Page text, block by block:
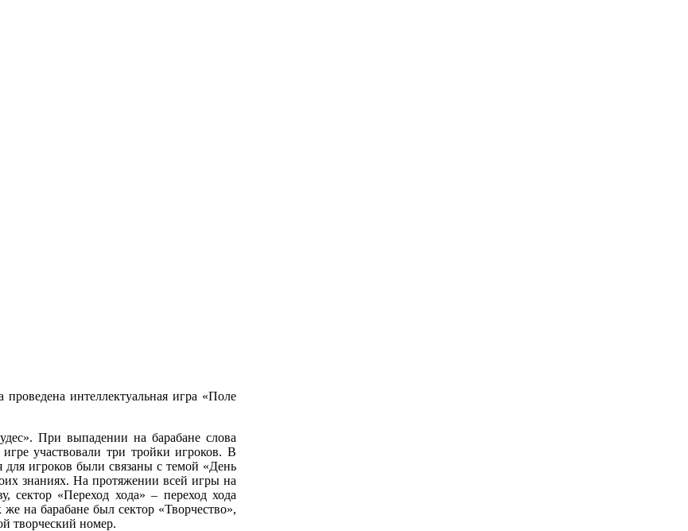
интеллектуальная игра «Поле
При выпадении на барабане слова
участвовали три тройки игроков. В
для игроков были связаны с темой «День
знаниях. На протяжении всей игры на
сектор «Переход хода» – переход хода
на барабане был сектор «Творчество»,
творческий номер.